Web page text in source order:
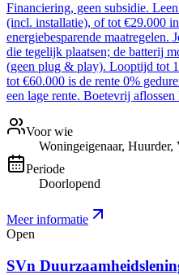
Financiering, geen subsidie.
(incl. installatie), of tot €29.000
energiebesparende maatregelen.
die tegelijk plaatsen; de batterij
(geen plug & play). Looptijd tot
tot €60.000 is de rente 0%
een lage rente. Boetevrij
Voor wie
Woningeigenaar,
Periode
Doorlopend
Meer informatie
Open
SVn